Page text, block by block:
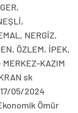
NERGİZ,
ÖZLEM, İPEK,
KAZIM
sk
05/2024
Ömür